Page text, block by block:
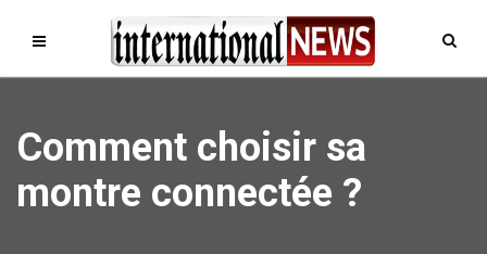
Comment choisir sa
montre connectée ?